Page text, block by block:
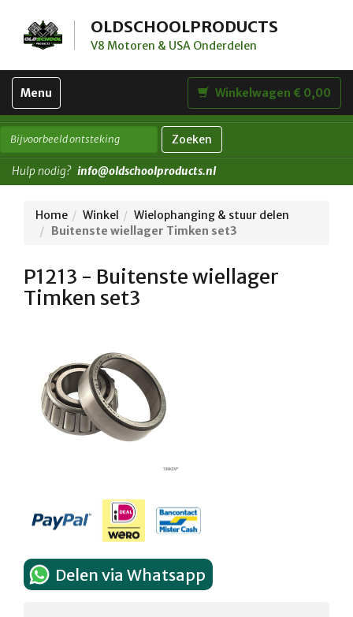
OLDSCHOOLPRODUCTS
V8 Motoren & USA Onderdelen
Toggle
navigation
Menu Winkelwagen € 0,00
Zoeken
Hulp nodig? info@oldschoolproducts.nl
Home Winkel
Wielophanging & stuur delen
Buitenste wiellager Timken set3
P1213 - Buitenste wiellager
Timken set3
Delen via Whatsapp